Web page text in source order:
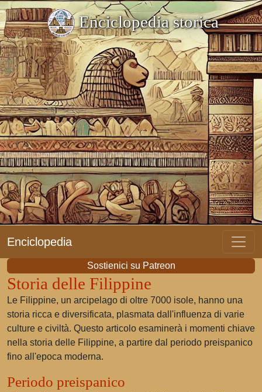
Enciclopedia storica
Enciclopedia
Sostienici su Patreon
Storia delle Filippine
Le Filippine, un arcipelago di oltre 7000 isole, hanno una
storia ricca e diversificata, plasmata dall'influenza di varie
culture e civiltà. Questo articolo esaminerà i momenti chiave
nella storia delle Filippine, a partire dal periodo preispanico
fino all'epoca moderna.
Periodo preispanico